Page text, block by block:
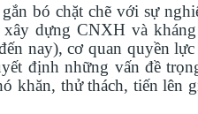
bó chặt chẽ với sự
dựng CNXH và
nay), cơ quan quyền lực
định những vấn đề
khăn, thử thách, tiến lên